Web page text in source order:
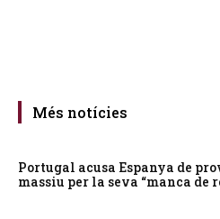
Més notícies
Portugal acusa Espanya de
massiu per la seva “manca